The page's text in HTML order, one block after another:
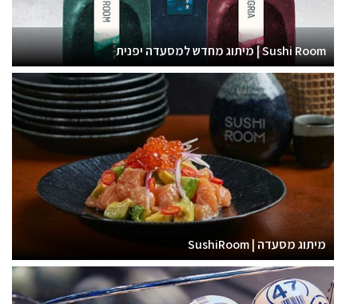
Sushi Room | מיתוג מחדש למסעדה יפנית
מיתוג מסעדה | SushiRoom